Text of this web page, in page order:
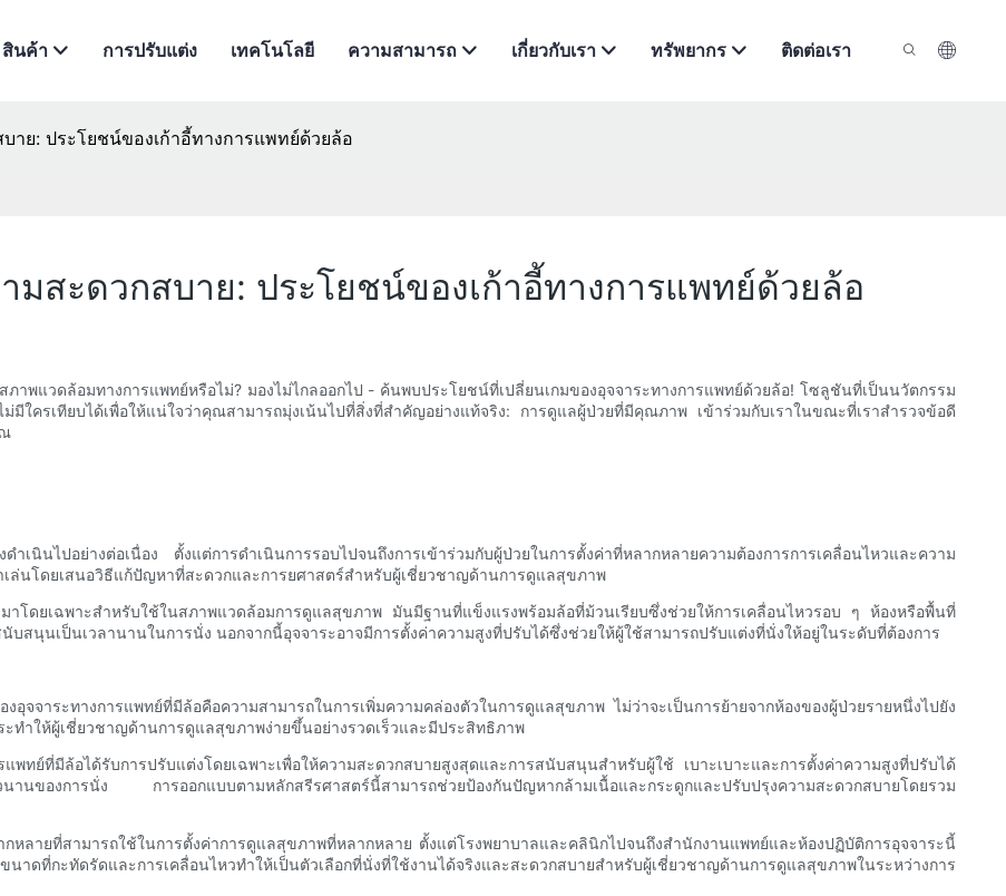
สินค้า การปรับแต่ง เทคโนโลยี ความสามารถ เกี่ยวกับเรา ทรัพยากร ติดต่อเรา
าย: ประโยชน์ของเก้าอี้ทางการแพทย์ด้วยล้อ
มสะดวกสบาย: ประโยชน์ของเก้าอี้ทางการแพทย์ด้วยล้อ
พแวดล้อมทางการแพทย์หรือไม่? มองไม่ไกลออกไป - ค้นพบประโยชน์ที่เปลี่ยนเกมของอุจจาระทางการแพทย์ด้วยล้อ! โซลูชันที่เป็นนวัตกรรม
ใครเทียบได้เพื่อให้แน่ใจว่าคุณสามารถมุ่งเน้นไปที่สิ่งที่สำคัญอย่างแท้จริง: การดูแลผู้ป่วยที่มีคุณภาพ เข้าร่วมกับเราในขณะที่เราสำรวจข้อดี
เนินไปอย่างต่อเนื่อง ตั้งแต่การดำเนินการรอบไปจนถึงการเข้าร่วมกับผู้ป่วยในการตั้งค่าที่หลากหลายความต้องการการเคลื่อนไหวและความ
ล่นโดยเสนอวิธีแก้ปัญหาที่สะดวกและการยศาสตร์สำหรับผู้เชี่ยวชาญด้านการดูแลสุขภาพ
มาโดยเฉพาะสำหรับใช้ในสภาพแวดล้อมการดูแลสุขภาพ มันมีฐานที่แข็งแรงพร้อมล้อที่ม้วนเรียบซึ่งช่วยให้การเคลื่อนไหวรอบ ๆ ห้องหรือพื้นที่
บสนุนเป็นเวลานานในการนั่ง นอกจากนี้อุจจาระอาจมีการตั้งค่าความสูงที่ปรับได้ซึ่งช่วยให้ผู้ใช้สามารถปรับแต่งที่นั่งให้อยู่ในระดับที่ต้องการ
จจาระทางการแพทย์ที่มีล้อคือความสามารถในการเพิ่มความคล่องตัวในการดูแลสุขภาพ ไม่ว่าจะเป็นการย้ายจากห้องของผู้ป่วยรายหนึ่งไปยัง
ทำให้ผู้เชี่ยวชาญด้านการดูแลสุขภาพง่ายขึ้นอย่างรวดเร็วและมีประสิทธิภาพ
ทย์ที่มีล้อได้รับการปรับแต่งโดยเฉพาะเพื่อให้ความสะดวกสบายสูงสุดและการสนับสนุนสำหรับผู้ใช้ เบาะเบาะและการตั้งค่าความสูงที่ปรับได้
วนานของการนั่ง การออกแบบตามหลักสรีรศาสตร์นี้สามารถช่วยป้องกันปัญหากล้ามเนื้อและกระดูกและปรับปรุงความสะดวกสบายโดยรวม
กหลายที่สามารถใช้ในการตั้งค่าการดูแลสุขภาพที่หลากหลาย ตั้งแต่โรงพยาบาลและคลินิกไปจนถึงสำนักงานแพทย์และห้องปฏิบัติการอุจจาระนี้
าดที่กะทัดรัดและการเคลื่อนไหวทำให้เป็นตัวเลือกที่นั่งที่ใช้งานได้จริงและสะดวกสบายสำหรับผู้เชี่ยวชาญด้านการดูแลสุขภาพในระหว่างการ